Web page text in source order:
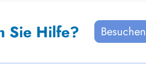
Sie Hilfe?